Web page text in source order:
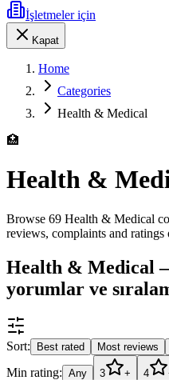
İşletmeler için
Kapat
Home
Categories
Health & Medical
🏥
Health &
Browse 69 Health & Medical
reviews, complaints and
Health & Medical
yorumlar ve
Sort: Best rated Most reviews
Min rating: Any 3 + 4